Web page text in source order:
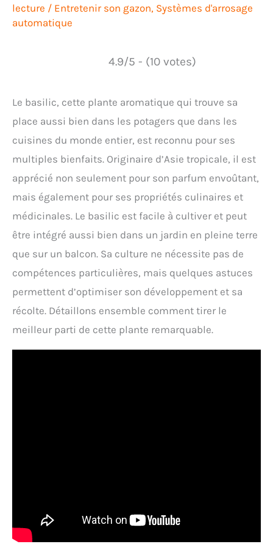
lecture / Entretenir son gazon, Systèmes d'arrosage
automatique
4.9/5 - (10 votes)
Le basilic, cette plante aromatique qui trouve sa
place aussi bien dans les potagers que dans les
cuisines du monde entier, est reconnu pour ses
multiples bienfaits. Originaire d’Asie tropicale, il est
apprécié non seulement pour son parfum envoûtant,
mais également pour ses propriétés culinaires et
médicinales. Le basilic est facile à cultiver et peut
être intégré aussi bien dans un jardin en pleine terre
que sur un balcon. Sa culture ne nécessite pas de
compétences particulières, mais quelques astuces
permettent d’optimiser son développement et sa
récolte. Détaillons ensemble comment tirer le
meilleur parti de cette plante remarquable.